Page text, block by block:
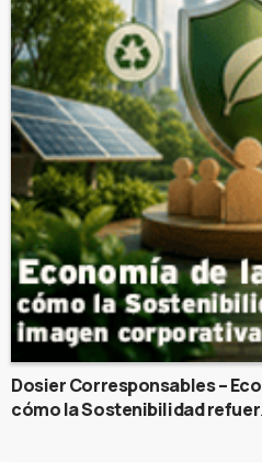
Dosier Corresponsables –
cómo la Sostenibilidad